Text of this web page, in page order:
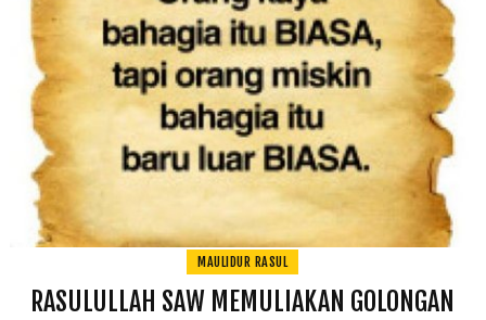
MAULIDUR RASUL
RASULULLAH SAW MEMULIAKAN GOLONGAN